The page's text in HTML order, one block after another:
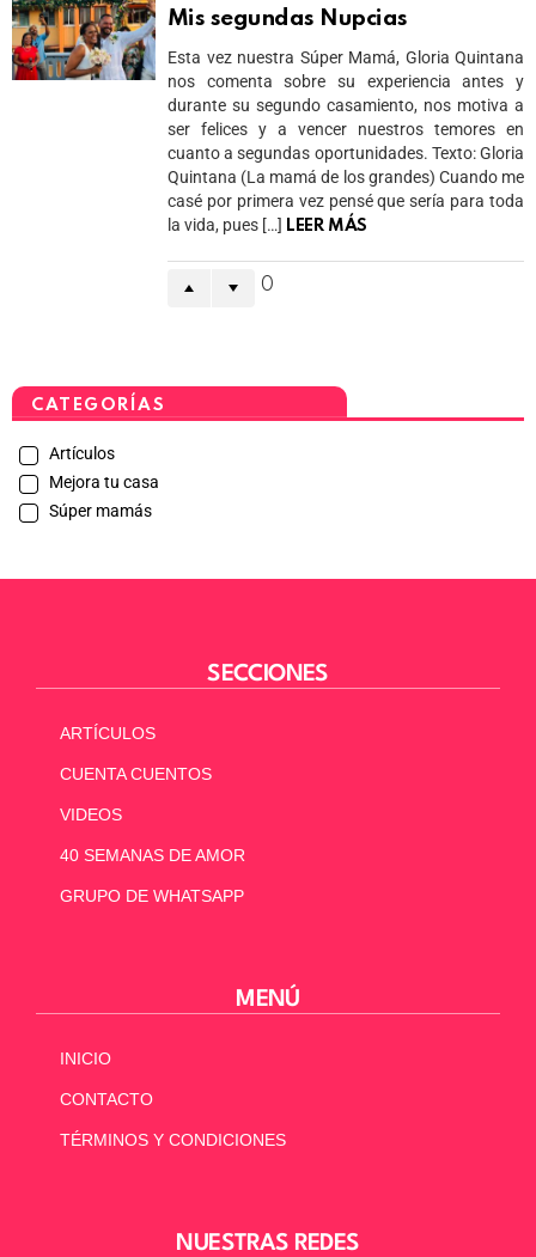
Mis segundas Nupcias
Esta vez nuestra Súper Mamá, Gloria Quintana
nos comenta sobre su experiencia antes y
durante su segundo casamiento, nos motiva a
ser felices y a vencer nuestros temores en
cuanto a segundas oportunidades. Texto: Gloria
Quintana (La mamá de los grandes) Cuando me
casé por primera vez pensé que sería para toda
la vida, pues […] LEER MÁS
0
CATEGORÍAS
Artículos
Mejora tu casa
Súper mamás
SECCIONES
ARTÍCULOS
CUENTA CUENTOS
VIDEOS
40 SEMANAS DE AMOR
GRUPO DE WHATSAPP
MENÚ
INICIO
CONTACTO
TÉRMINOS Y CONDICIONES
NUESTRAS REDES